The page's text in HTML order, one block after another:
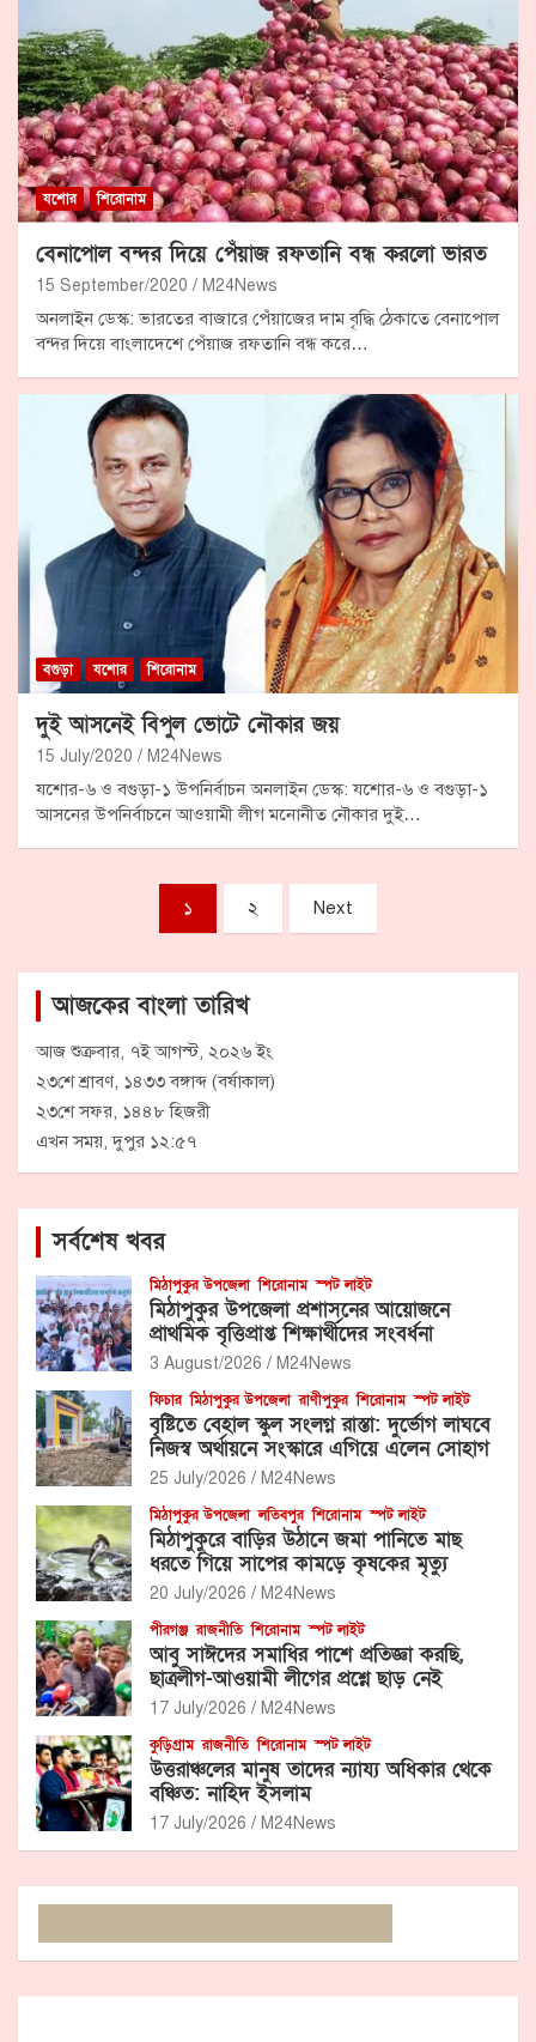
যশোর শিরোনাম
বেনাপোল বন্দর দিয়ে পেঁয়াজ রফতানি বন্ধ করলো ভারত
15 September/2020 M24News
অনলাইন ডেস্ক: ভারতের বাজারে পেঁয়াজের দাম বৃদ্ধি ঠেকাতে বেনাপোল
বন্দর দিয়ে বাংলাদেশে পেঁয়াজ রফতানি বন্ধ করে…
বগুড়া যশোর শিরোনাম
দুই আসনেই বিপুল ভোটে নৌকার জয়
15 July/2020 M24News
যশোর-৬ ও বগুড়া-১ উপনির্বাচন অনলাইন ডেস্ক: যশোর-৬ ও বগুড়া-১
আসনের উপনির্বাচনে আওয়ামী লীগ মনোনীত নৌকার দুই…
১ ২ Next
আজকের বাংলা তারিখ
আজ শুক্রবার, ৭ই আগস্ট, ২০২৬ ইং
২৩শে শ্রাবণ, ১৪৩৩ বঙ্গাব্দ (বর্ষাকাল)
২৩শে সফর, ১৪৪৮ হিজরী
এখন সময়, দুপুর ১২:৫৭
সর্বশেষ খবর
মিঠাপুকুর উপজেলা শিরোনাম স্পট লাইট
মিঠাপুকুর উপজেলা প্রশাসনের আয়োজনে
প্রাথমিক বৃত্তিপ্রাপ্ত শিক্ষার্থীদের সংবর্ধনা
3 August/2026 M24News
ফিচার মিঠাপুকুর উপজেলা রাণীপুকুর শিরোনাম স্পট লাইট
বৃষ্টিতে বেহাল স্কুল সংলগ্ন রাস্তা: দুর্ভোগ লাঘবে
নিজস্ব অর্থায়নে সংস্কারে এগিয়ে এলেন সোহাগ
25 July/2026 M24News
মিঠাপুকুর উপজেলা লতিবপুর শিরোনাম স্পট লাইট
মিঠাপুকুরে বাড়ির উঠানে জমা পানিতে মাছ
ধরতে গিয়ে সাপের কামড়ে কৃষকের মৃত্যু
20 July/2026 M24News
পীরগঞ্জ রাজনীতি শিরোনাম স্পট লাইট
আবু সাঈদের সমাধির পাশে প্রতিজ্ঞা করছি,
ছাত্রলীগ-আওয়ামী লীগের প্রশ্নে ছাড় নেই
17 July/2026 M24News
কুড়িগ্রাম রাজনীতি শিরোনাম স্পট লাইট
উত্তরাঞ্চলের মানুষ তাদের ন্যায্য অধিকার থেকে
বঞ্চিত: নাহিদ ইসলাম
17 July/2026 M24News